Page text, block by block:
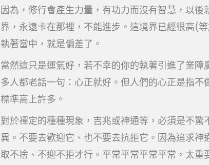
因為，修行會產生力量，有功力而沒有智慧，以
界，永遠卡在那裡，不能進步。這境界已經很高(
執著當中，就是偏差了。
當然這只是運氣好，若不幸的你的執著引進了業
多人都老話一句：心正就好。但人們的心正是指不
標準高上許多。
對於禪定的種種現象，吉兆或神通等，必須是不
異。不要去歡迎它、也不要去抗拒它。因為追求
取不捨、不迎不拒才行。平常平常平常平常，太重